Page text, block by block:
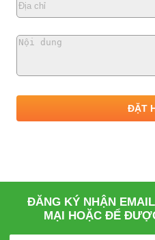
ĐẶT
ĐĂNG KÝ NHẬN
MẠI HOẶC ĐỂ